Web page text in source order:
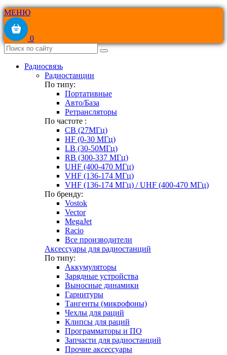
МЕНЮ
0
Радиосвязь
Радиостанции
По типу:
Портативные
Авто/База
Ретрансляторы
По частоте :
CB (27МГц)
HF (0-30 МГц)
LB (30-50МГц)
RB (300-337 МГц)
UHF (400-470 МГц)
VHF (136-174 МГц)
VHF (136-174 МГц) / UHF (400-470 МГц)
По бренду:
Vostok
Vector
MegaJet
Racio
Все производители
Аксессуары для радиостанций
По типу:
Аккумуляторы
Зарядные устройства
Выносные динамики
Гарнитуры
Тангенты (микрофоны)
Чехлы для раций
Клипсы для раций
Программаторы и ПО
Запчасти для радиостанций
Прочие аксессуары